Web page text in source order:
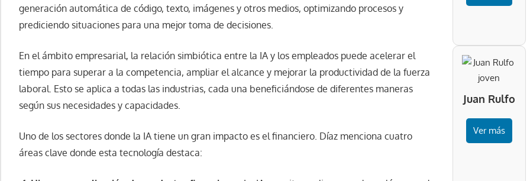
generación automática de código, texto, imágenes y otros medios, optimizando procesos y
prediciendo situaciones para una mejor toma de decisiones.
En el ámbito empresarial, la relación simbiótica entre la IA y los empleados puede acelerar el
tiempo para superar a la competencia, ampliar el alcance y mejorar la productividad de la fuerza
laboral. Esto se aplica a todas las industrias, cada una beneficiándose de diferentes maneras
según sus necesidades y capacidades.
Uno de los sectores donde la IA tiene un gran impacto es el financiero. Díaz menciona cuatro
áreas clave donde esta tecnología destaca:
Juan Rulfo
Ver más